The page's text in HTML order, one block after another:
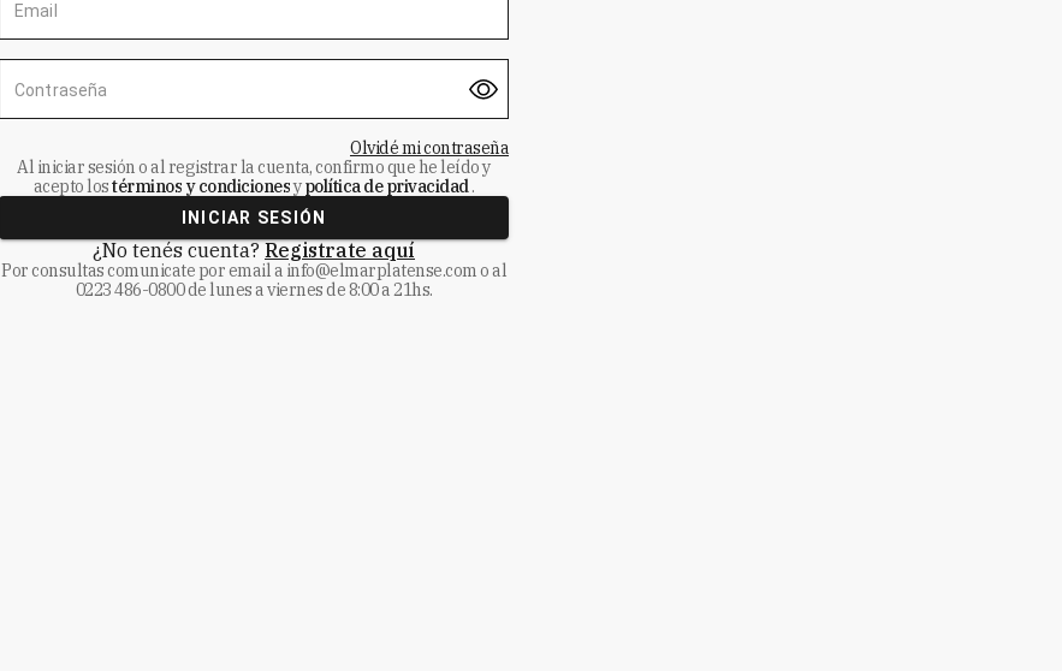
Email
Contraseña
Olvidé mi contraseña
Al iniciar sesión o al registrar la cuenta, confirmo que he leído y
acepto lostérminos y condicionesypolítica de privacidad.
INICIAR SESIÓN
¿No tenés cuenta? Registrate aquí
Por consultas comunicate por email a info@elmarplatense.como al
0223 486-0800de lunes a viernes de 8:00 a 21hs.